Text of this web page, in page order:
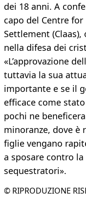
dei 18 anni. A
capo del Centre
Settlement
nella difesa dei
«L’approvazione
tuttavia la sua
importante e se il
efficace come
pochi ne
minoranze, dove è
figlie vengano
a sposare contro
sequestratori».
© RIPRODUZIONE